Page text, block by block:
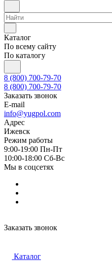
Каталог
По всему сайту
По каталогу
8 (800) 700-79-70
8 (800) 700-79-70
Заказать звонок
E-mail
info@yugpol.com
Адрес
Ижевск
Режим работы
9:00-19:00 Пн-Пт
10:00-18:00 Cб-Вс
Мы в соцсетях
Заказать звонок
Каталог